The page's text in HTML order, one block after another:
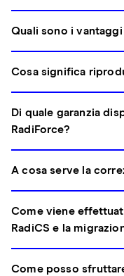
Quali sono i
Cosa significa
Di quale garanzia
RadiForce?
A cosa serve la
Come viene
RadiCS e la
Come posso